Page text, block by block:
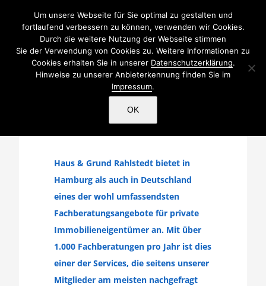
Inhalt
Haus & Grund Rahlstedt bietet in
Hamburg als auch in Deutschland
eines der wohl umfassendsten
Fachberatungsangebote für private
Immobilieneigentümer an. Mit über
1.000 Fachberatungen pro Jahr ist dies
einer der Services, die seitens unserer
Mitglieder am meisten nachgefragt
Um unsere Webseite für Sie optimal zu gestalten und
fortlaufend verbessern zu können, verwenden wir Cookies.
Durch die weitere Nutzung der Webseite stimmen
Sie der Verwendung von Cookies zu. Weitere Informationen zu
Cookies erhalten Sie in unserer Datenschutzerklärung.
Hinweise zu unserer Anbieterkennung finden Sie im
Impressum.
OK